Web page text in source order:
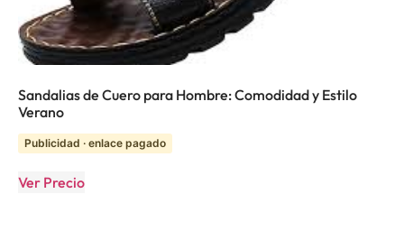
Sandalias de Cuero para Hombre: Comodidad y Estilo
Verano
Publicidad · enlace pagado
Ver Precio